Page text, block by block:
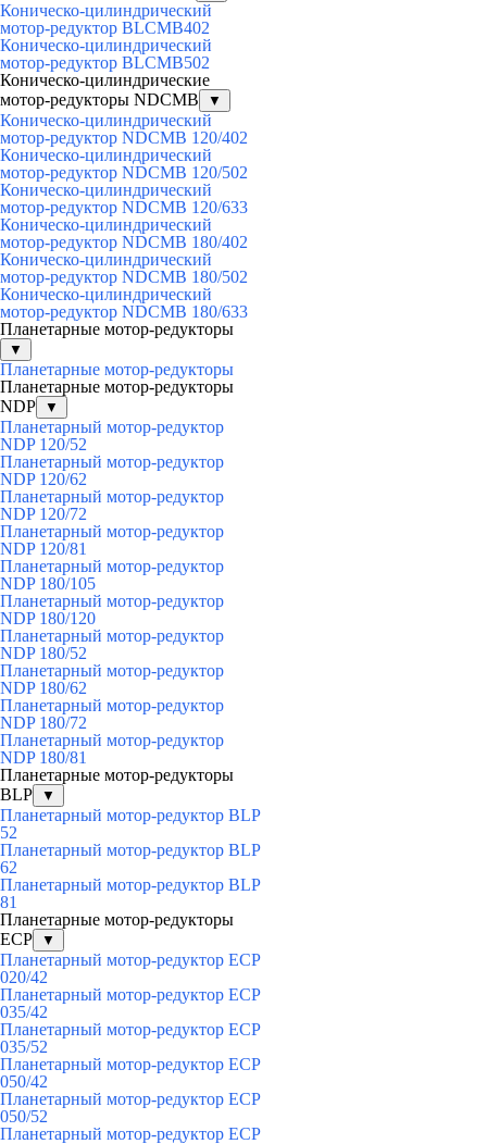
Коническо-цилиндрический
мотор-редуктор BLCMB402
Коническо-цилиндрический
мотор-редуктор BLCMB502
Коническо-цилиндрические
мотор-редукторы NDCMB
▼
Коническо-цилиндрический
мотор-редуктор NDCMB 120/402
Коническо-цилиндрический
мотор-редуктор NDCMB 120/502
Коническо-цилиндрический
мотор-редуктор NDCMB 120/633
Коническо-цилиндрический
мотор-редуктор NDCMB 180/402
Коническо-цилиндрический
мотор-редуктор NDCMB 180/502
Коническо-цилиндрический
мотор-редуктор NDCMB 180/633
Планетарные мотор-редукторы
▼
Планетарные мотор-редукторы
Планетарные мотор-редукторы
NDP
▼
Планетарный мотор-редуктор
NDP 120/52
Планетарный мотор-редуктор
NDP 120/62
Планетарный мотор-редуктор
NDP 120/72
Планетарный мотор-редуктор
NDP 120/81
Планетарный мотор-редуктор
NDP 180/105
Планетарный мотор-редуктор
NDP 180/120
Планетарный мотор-редуктор
NDP 180/52
Планетарный мотор-редуктор
NDP 180/62
Планетарный мотор-редуктор
NDP 180/72
Планетарный мотор-редуктор
NDP 180/81
Планетарные мотор-редукторы
BLP
▼
Планетарный мотор-редуктор BLP
52
Планетарный мотор-редуктор BLP
62
Планетарный мотор-редуктор BLP
81
Планетарные мотор-редукторы
ECP
▼
Планетарный мотор-редуктор ECP
020/42
Планетарный мотор-редуктор ECP
035/42
Планетарный мотор-редуктор ECP
035/52
Планетарный мотор-редуктор ECP
050/42
Планетарный мотор-редуктор ECP
050/52
Планетарный мотор-редуктор ECP